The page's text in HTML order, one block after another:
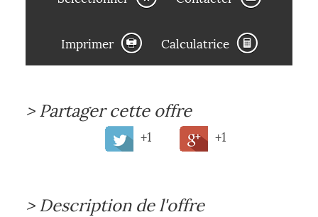
Imprimer Calculatrice
> Partager cette offre
+1 +1
> Description de l'offre